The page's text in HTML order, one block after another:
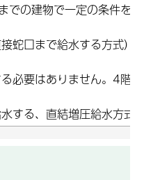
での建物で一定の条件を
蛇口まで給水する方式）
必要はありません。4階
する、直結増圧給水方式